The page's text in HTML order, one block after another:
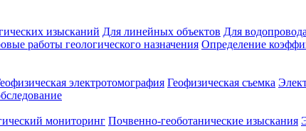
изысканий Для линейных объектов Для водопровода
работы геологического назначения Определение
электротомография Геофизическая съемка
мониторинг Почвенно-геоботанические изыскания